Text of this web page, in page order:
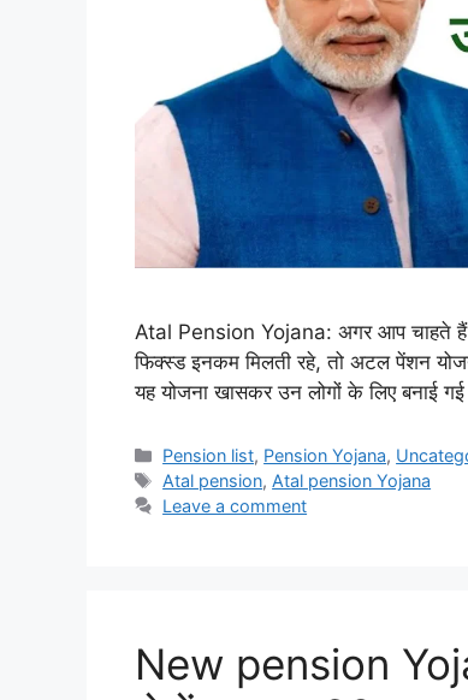
Atal Pension Yojana: अगर आप चाहते हैं
फिक्स्ड इनकम मिलती रहे, तो अटल पेंशन
यह योजना खासकर उन लोगों के लिए बनाई
Categories
Pension list, Pension Yojana,
Tags
Atal pension, Atal pension Yojana
Leave a comment
New pension